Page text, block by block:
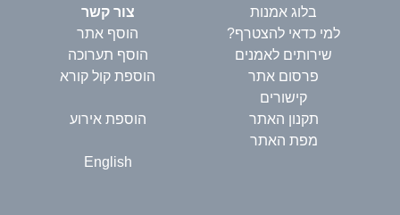
בלוג אמנות
למי כדאי להצטרף?
שירותים לאמנים
פרסום אתר
קישורים
תקנון האתר
מפת האתר
צור קשר
הוסף אתר
הוסף תערוכה
הוספת קול קורא
הוספת אירוע
English